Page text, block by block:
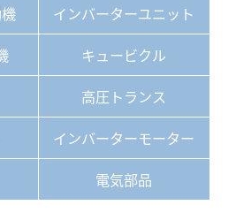
インバーターユニット
キュービクル
高圧トランス
インバーターモーター
電気部品